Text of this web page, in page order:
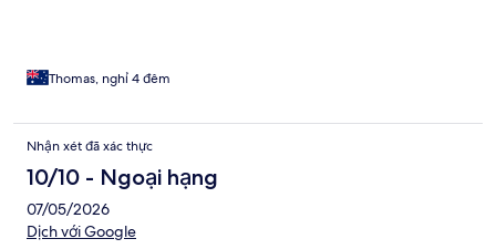
Thomas, nghỉ 4 đêm
Nhận xét đã xác thực
10/10 - Ngoại hạng
07/05/2026
Dịch với Google